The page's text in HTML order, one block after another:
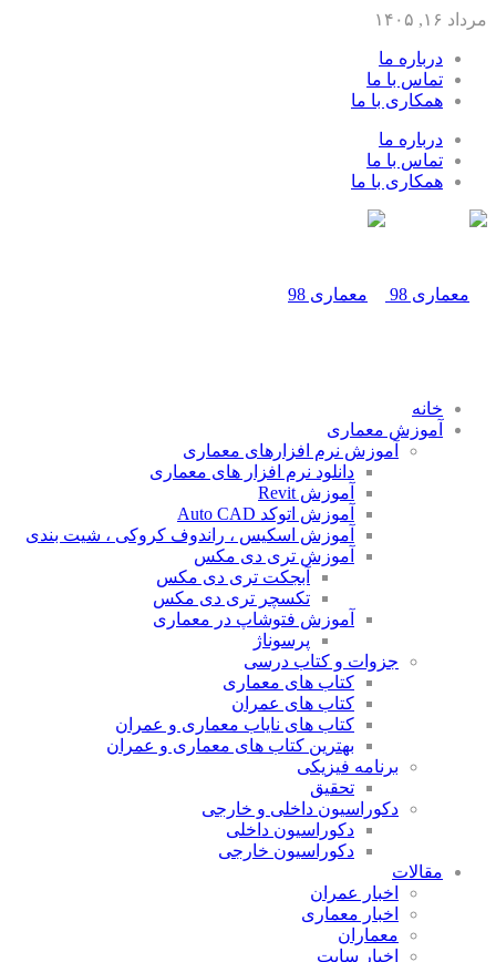
مرداد ۱۶, ۱۴۰۵
درباره ما
تماس با ما
همکاری با ما
درباره ما
تماس با ما
همکاری با ما
خانه
آموزش معماری
آموزش نرم افزارهای معماری
دانلود نرم افزار های معماری
آموزش Revit
آموزش اتوکد Auto CAD
آموزش اسکیس ، راندوف کروکی ، شیت بندی
آموزش تری دی مکس
آبجکت تری دی مکس
تکسچر تری دی مکس
آموزش فتوشاپ در معماری
پرسوناژ
جزوات و کتاب درسی
کتاب های معماری
کتاب های عمران
کتاب های نایاب معماری و عمران
بهترین کتاب های معماری و عمران
برنامه فیزیکی
تحقیق
دکوراسیون داخلی و خارجی
دکوراسیون داخلی
دکوراسیون خارجی
مقالات
اخبار عمران
اخبار معماری
معماران
اخبار سایت